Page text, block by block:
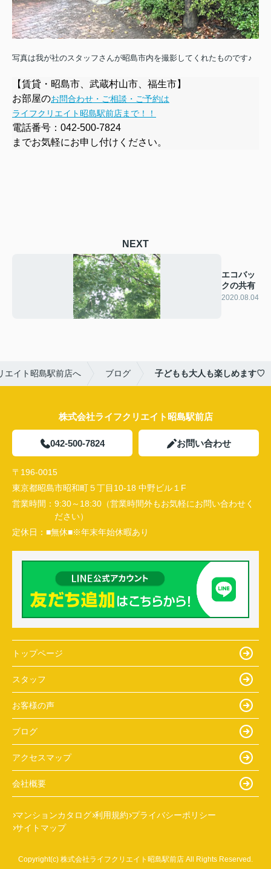
写真は我が社のスタッフさんが昭島市内を撮影してくれたものです♪
【賃貸・昭島市、武蔵村山市、福生市】
お部屋のお問合わせ・ご相談・ご予約は
ライフクリエイト昭島駅前店まで！！
電話番号： 042-500-7824
までお気軽にお申し付けください。
NEXT
エコバッ
クの共有
2020.08.04
エイト昭島駅前店へ ブログ 子どもも大人も楽しめます♡
株式会社ライフクリエイト昭島駅前店
042-500-7824 お問い合わせ
〒196-0015
東京都昭島市昭和町５丁目10-18 中野ビル１F
営業時間： 9:30～18:30（営業時間外もお気軽にお問い合わせく
ださい）
定休日： ■無休■※年末年始休暇あり
トップページ
スタッフ
お客様の声
ブログ
アクセスマップ
会社概要
マンションカタログ 利用規約 プライバシーポリシー
サイトマップ
Copyright(c) 株式会社ライフクリエイト昭島駅前店 All Rights Reserved.